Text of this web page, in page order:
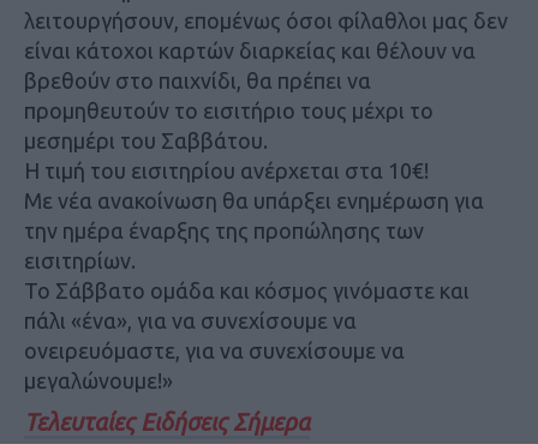
λειτουργήσουν, επομένως όσοι φίλαθλοι μας δεν
είναι κάτοχοι καρτών διαρκείας και θέλουν να
βρεθούν στο παιχνίδι, θα πρέπει να
προμηθευτούν το εισιτήριο τους μέχρι το
μεσημέρι του Σαββάτου.
Η τιμή του εισιτηρίου ανέρχεται στα 10€!
Με νέα ανακοίνωση θα υπάρξει ενημέρωση για
την ημέρα έναρξης της προπώλησης των
εισιτηρίων.
Το Σάββατο ομάδα και κόσμος γινόμαστε και
πάλι «ένα», για να συνεχίσουμε να
ονειρευόμαστε, για να συνεχίσουμε να
μεγαλώνουμε!»
Τελευταίες Ειδήσεις Σήμερα